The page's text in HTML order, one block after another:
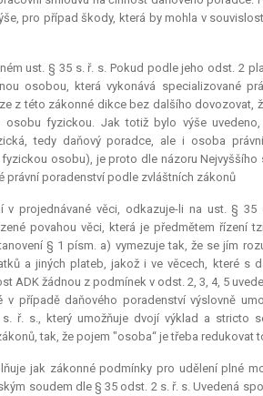
pro případ škody, která by mohla v
ust. § 35 s. ř. s. Pokud podle jeho odst. 2
osobou, která vykonává specializované
z této zákonné dikce bez dalšího dovozovat,
fyzickou. Jak totiž bylo výše
tedy daňový poradce, ale i osoba
osobu), je proto dle názoru Nejvyššího
právní poradenství podle zvláštních zákonů
v projednávané věci, odkazuje-li na ust. §
povahou věci, která je předmětem řízení
§ 1 písm. a) vymezuje tak, že se jím
a jiných plateb, jakož i ve věcech, které s
ADK žádnou z podmínek v odst. 2, 3, 4, 5
případě daňového poradenství výslovně
ř. s., který umožňuje dvojí výklad a stricto
tak, že pojem "osoba“ je třeba redukovat
jak zákonné podmínky pro udělení plné
soudem dle § 35 odst. 2 s. ř. s. Uvedená